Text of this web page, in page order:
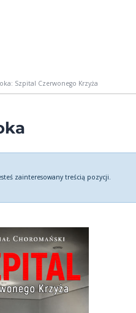
Szpital Czerwonego Krzyża
zainteresowany treścią pozycji.